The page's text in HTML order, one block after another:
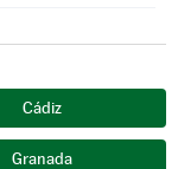
Cádiz
Granada